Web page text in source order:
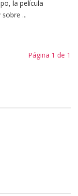
la película
...
Página 1 de 1